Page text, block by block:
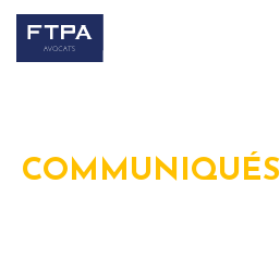
COMMUNIQUÉS